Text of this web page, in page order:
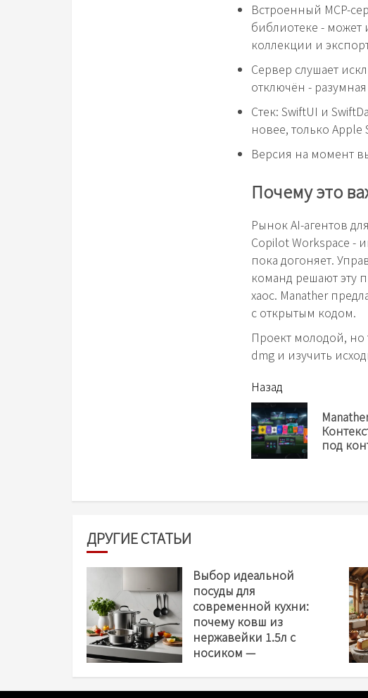
Встроенный MCP-
библиотеке - может
коллекции и
Сервер слушает
отключён -
Стек: SwiftUI и
новее, только Apple
Версия на момент
Почему это
Рынок AI-агентов
Copilot Workspace -
пока догоняет.
команд решают эту
хаос. Manather
с открытым кодом.
Проект молодой, но
dmg и изучить
читать
еще
Назад
под
ДРУГИЕ СТАТЬИ
Выбор идеальной
посуды для
современной кухни:
почему ковш из
нержавейки 1.5л с
носиком —